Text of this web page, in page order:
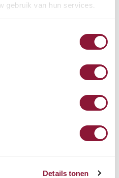
gebruik van hun services.
Details tonen
Maak je werkplek compleet